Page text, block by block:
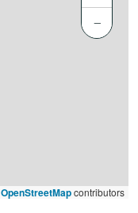
−
OpenStreetMapcontributors